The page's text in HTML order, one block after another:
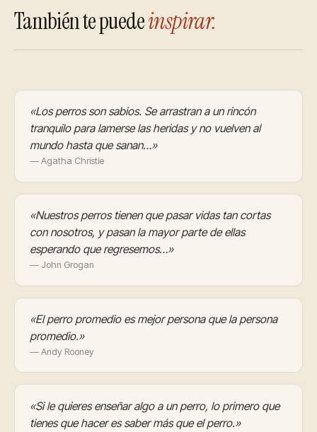
También te puedeinspirar.
«Los perros son sabios. Se arrastran a un rincón
tranquilo para lamerse las heridas y no vuelven al
mundo hasta que sanan…»
— Agatha Christie
«Nuestros perros tienen que pasar vidas tan cortas
con nosotros, y pasan la mayor parte de ellas
esperando que regresemos…»
— John Grogan
«El perro promedio es mejor persona que la persona
promedio.»
— Andy Rooney
«Si le quieres enseñar algo a un perro, lo primero que
tienes que hacer es saber más que el perro.»